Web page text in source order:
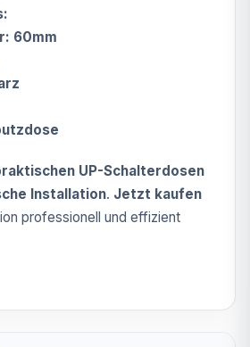
60mm
UP-Schalterdosen
Installation. Jetzt kaufen
professionell und effizient